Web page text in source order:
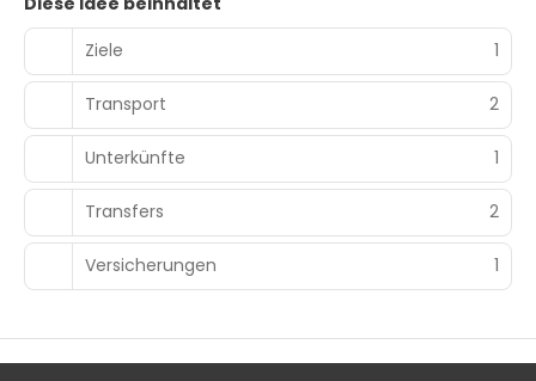
Ziele
1
Transport 2
Unterkünfte 1
Transfers 2
Versicherungen 1